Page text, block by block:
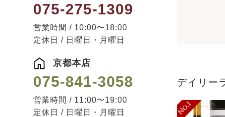
075-275-1309
営業時間 / 10:00〜18:00
定休日 / 日曜日・月曜日
京都本店
075-841-3058
営業時間 / 11:00〜19:00
定休日 / 日曜日・月曜日
デイリー